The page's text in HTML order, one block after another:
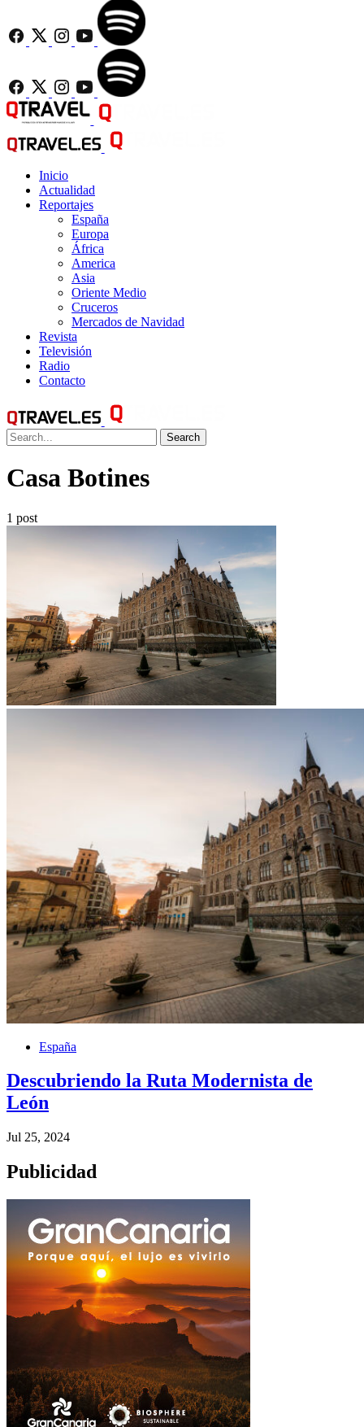
Inicio
Actualidad
Reportajes
España
Europa
África
America
Asia
Oriente Medio
Cruceros
Mercados de Navidad
Revista
Televisión
Radio
Contacto
Search
Casa Botines
1 post
España
Descubriendo la Ruta Modernista de
León
Jul 25, 2024
Publicidad